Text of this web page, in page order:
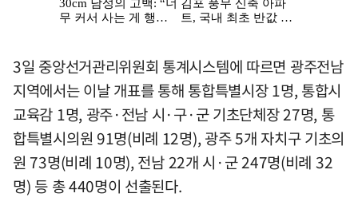
3일 중앙선거관리위원회 통계시스템에 따르면 광주전남
지역에서는 이날 개표를 통해 통합특별시장 1명, 통합시
교육감 1명, 광주·전남 시·구·군 기초단체장 27명, 통
합특별시의원 91명(비례 12명), 광주 5개 자치구 기초의
원 73명(비례 10명), 전남 22개 시·군 247명(비례 32
명) 등 총 440명이 선출된다.